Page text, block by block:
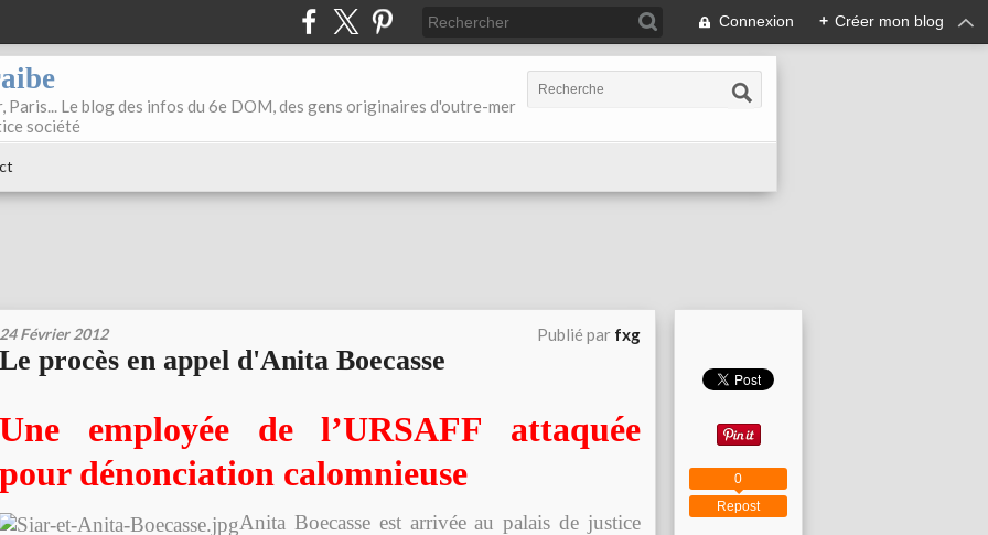
Connexion + Créer mon blog
Paris... Le blog des infos du 6e DOM, des gens originaires d'outre-mer
société
24 Février 2012 Publié par fxg
Le procès en appel d'Anita Boecasse
Une employée de l’URSAFF attaquée
pour dénonciation calomnieuse
Anita Boecasse est arrivée au palais de justice
Repost
0